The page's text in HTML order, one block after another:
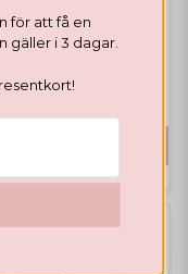
Donut Chrome
45,99 DKK
för att få en
gäller i 3 dagar.